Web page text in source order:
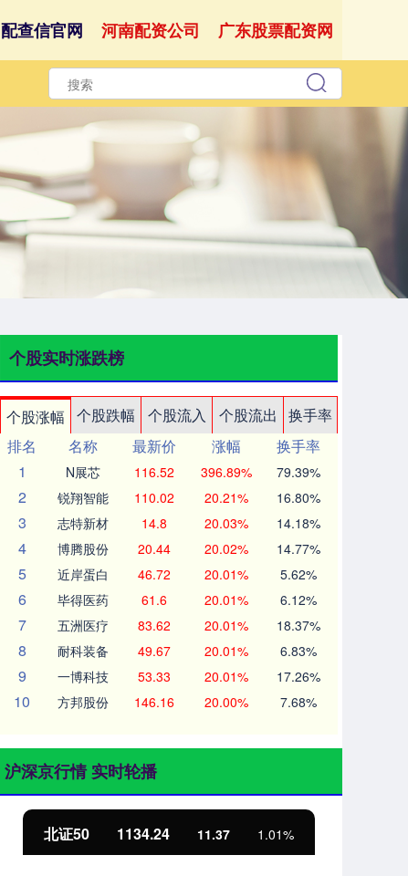
配查信官网 河南配资公司 广东股票配资网
个股实时涨跌榜
个股涨幅 个股跌幅 个股流入 个股流出
换手率
排名
名称 最新价 涨幅
换手率
1
N展芯 116.52 396.89% 79.39%
2 锐翔智能 110.02 20.21% 16.80%
3 志特新材 14.8 20.03% 14.18%
4 博腾股份 20.44 20.02% 14.77%
5 近岸蛋白 46.72 20.01% 5.62%
6 毕得医药 61.6 20.01% 6.12%
7 五洲医疗 83.62 20.01% 18.37%
8 耐科装备 49.67 20.01% 6.83%
9 一博科技 53.33 20.01% 17.26%
10 方邦股份 146.16 20.00% 7.68%
沪深京行情 实时轮播
北证50 1134.24 11.37 1.01%